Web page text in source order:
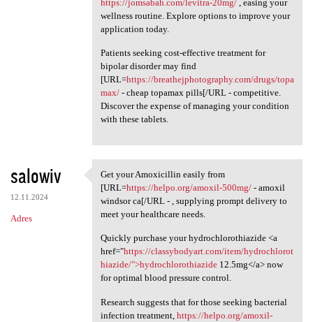
https://jomsabah.com/levitra-20mg/, easing your
wellness routine. Explore options to improve your
application today.
Patients seeking cost-effective treatment for
bipolar disorder may find
[URL=https://breathejphotography.com/drugs/topa
max/- cheap topamax pills[/URL - competitive.
Discover the expense of managing your condition
with these tablets.
salowiv
12.11.2024
Adres
Get your Amoxicillin easily
Get your Amoxicillin easily from
[URL=https://helpo.org/amoxil-500mg/- amoxil
windsor ca[/URL - , supplying prompt delivery to
meet your healthcare needs.
Quickly purchase your hydrochlorothiazide <a
href="https://classybodyart.com/item/hydrochlorot
hiazide/">hydrochlorothiazide12.5mg</a> now
for optimal blood pressure control.
Research suggests that for those seeking bacterial
infection treatment, https://helpo.org/amoxil-